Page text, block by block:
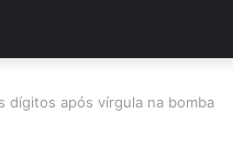
dígitos após vírgula na bomba